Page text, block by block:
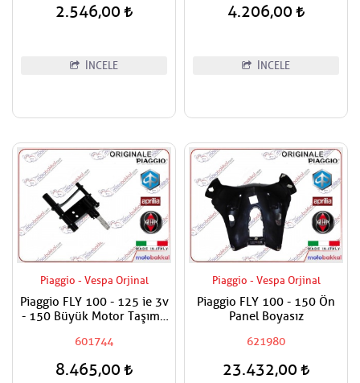
2.546,00
İNCELE
4.206,00
İNCELE
Piaggio - Vespa Orjinal
Piaggio FLY 100 - 125 ie 3v
- 150 Büyük Motor Taşıma
601744
8.465,00
Piaggio - Vespa Orjinal
Piaggio FLY 100 - 150 Ön
Panel Boyasız
621980
23.432,00